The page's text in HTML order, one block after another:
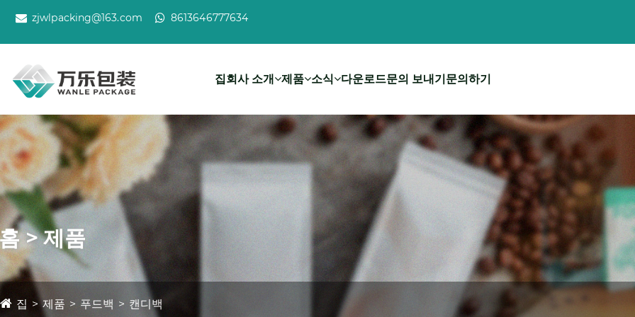
zjwlpacking@163.com 8613646777634
집회사 소개 제품 소식 다운로드문의 보내기문의하기
> 제품
집 제품 푸드백 캔디백